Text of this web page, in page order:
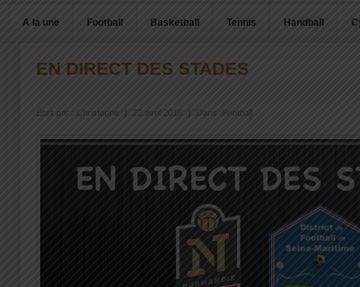
A la une Football Basketball Tennis Handball
EN DIRECT DES STADES
Écrit par : Christophe 22 avril 2018 Dans : Football